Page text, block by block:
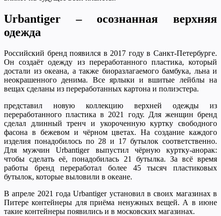
Urbantiger – осознанная верхняя
одежда
Российский бренд появился в 2017 году в Санкт-Петербурге.
Он создаёт одежду из переработанного пластика, который
достали из океана, а также биоразлагаемого бамбука, льна и
неокрашенного денима. Все ярлыки и вшитые лейблы на
вещах сделаны из переработанных картона и полиэстера.
представил новую коллекцию верхней одежды из
переработанного пластика в 2021 году. Для женщин бренд
сделал длинный тренч и укороченную куртку свободного
фасона в бежевом и чёрном цветах. На создание каждого
изделия понадобилось по 28 и 17 бутылок соответственно.
Для мужчин Urbantiger выпустил чёрную куртку-анорак:
чтобы сделать её, понадобилась 21 бутылка. За всё время
работы бренд переработал более 45 тысяч пластиковых
бутылок, которые выловили в океане.
В апреле 2021 года Urbantiger установил в своих магазинах в
Питере контейнеры для приёма ненужных вещей. А в июне
такие контейнеры появились и в московских магазинах.